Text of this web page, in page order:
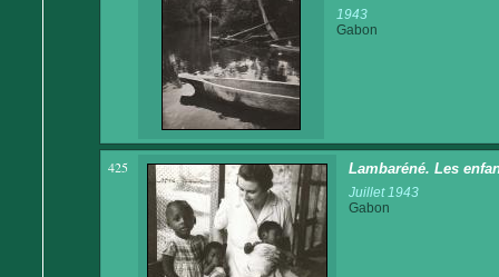
1943
Gabon
425 Lambaréné. Les
Juillet 1943
Gabon